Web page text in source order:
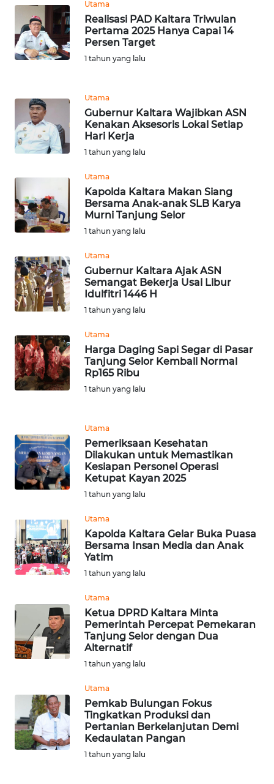
Utama
Realisasi PAD Kaltara Triwulan
Pertama 2025 Hanya Capai 14
Persen Target
1 tahun yang lalu
Utama
Gubernur Kaltara Wajibkan ASN
Kenakan Aksesoris Lokal Setiap
Hari Kerja
1 tahun yang lalu
Utama
Kapolda Kaltara Makan Siang
Bersama Anak-anak SLB Karya
Murni Tanjung Selor
1 tahun yang lalu
Utama
Gubernur Kaltara Ajak ASN
Semangat Bekerja Usai Libur
Idulfitri 1446 H
1 tahun yang lalu
Utama
Harga Daging Sapi Segar di Pasar
Tanjung Selor Kembali Normal
Rp165 Ribu
1 tahun yang lalu
Utama
Pemeriksaan Kesehatan
Dilakukan untuk Memastikan
Kesiapan Personel Operasi
Ketupat Kayan 2025
1 tahun yang lalu
Utama
Kapolda Kaltara Gelar Buka Puasa
Bersama Insan Media dan Anak
Yatim
1 tahun yang lalu
Utama
Ketua DPRD Kaltara Minta
Pemerintah Percepat Pemekaran
Tanjung Selor dengan Dua
Alternatif
1 tahun yang lalu
Utama
Pemkab Bulungan Fokus
Tingkatkan Produksi dan
Pertanian Berkelanjutan Demi
Kedaulatan Pangan
1 tahun yang lalu
SERAMBI
WN
JAMBI
SULTRA
WN
NTB
WN
SULBAR
WN
BABEL
WN
WN
SUMSEL
WN
LAMPUNG
WN
WN
NUSANTARA
WN
JATIM
WN
KALBAR